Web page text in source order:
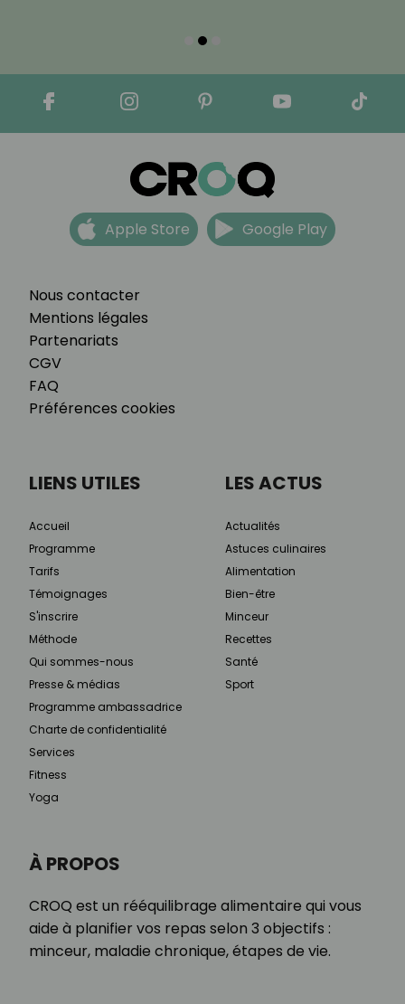
Nous contacter
Mentions légales
Partenariats
CGV
FAQ
Préférences cookies
Apple Store Google Play
À PROPOS
CROQ est un rééquilibrage alimentaire qui vous
aide à planifier vos repas selon 3 objectifs :
minceur, maladie chronique, étapes de vie.
LIENS UTILES
Accueil
Programme
Tarifs
Témoignages
S'inscrire
Méthode
Qui sommes-nous
Presse & médias
Programme ambassadrice
Charte de confidentialité
Services
Fitness
Yoga
LES ACTUS
Actualités
Astuces culinaires
Alimentation
Bien-être
Minceur
Recettes
Santé
Sport